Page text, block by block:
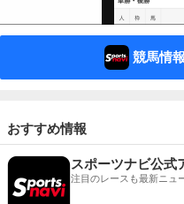
競馬情
おすすめ情報
スポーツナビ公式
注目のレースも最新ニュ